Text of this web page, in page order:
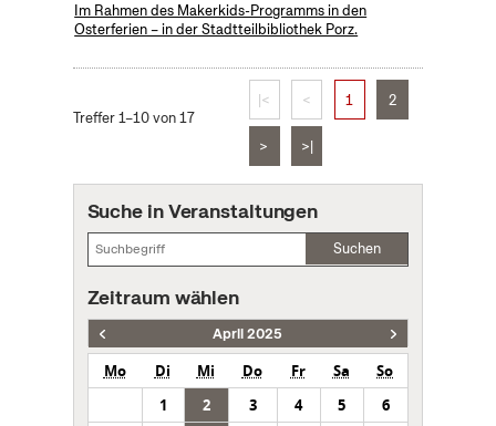
Im Rahmen des Makerkids-Programms in den
Osterferien – in der Stadtteilbibliothek Porz.
Treffer 1–10 von 17
|< < 1 2
> >|
Suche in Veranstaltungen
Suchen
Zeitraum wählen
April 2025
Mo Di Mi Do Fr Sa
So
1
2 3 4 5
6